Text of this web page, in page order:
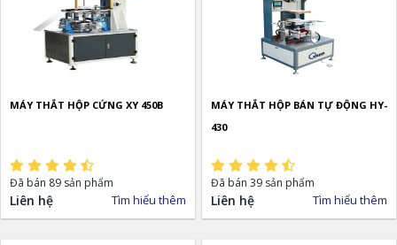
MÁY THẮT HỘP CỨNG XY 450B
Đã bán 89 sản phẩm
Liên hệ Tìm hiểu thêm
MÁY THẮT HỘP BÁN TỰ ĐỘNG HY-
430
Đã bán 39 sản phẩm
Liên hệ Tìm hiểu thêm